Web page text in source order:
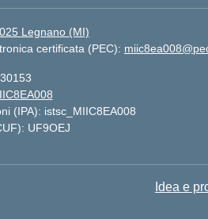
Legnano (MI)
certificata (PEC):
(IPA): istsc_MIIC8EA008
UF9OEJ
Idea e